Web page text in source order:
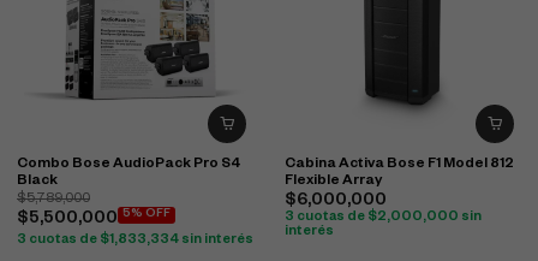
Combo Bose AudioPack Pro S4
Black
$5,789,000
$5,500,000 5% OFF
3 cuotas de $1,833,334 sin interés
Cabina Activa Bose F1 Model 812
Flexible Array
$6,000,000
3 cuotas de $2,000,000 sin
interés